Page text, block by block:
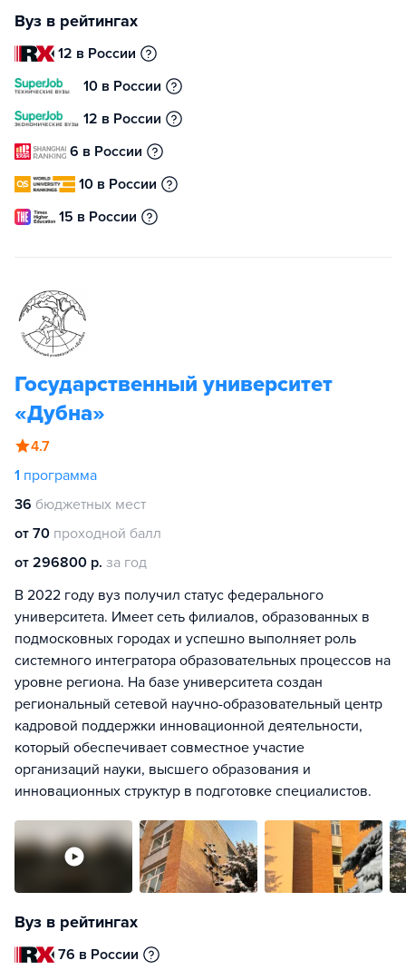
Вуз в рейтингах
12 в России
10 в России
12 в России
6 в России
10 в России
15 в России
Государственный университет
«Дубна»
4.7
1 программа
36 бюджетных мест
от 70 проходной балл
от 296800 р. за год
В 2022 году вуз получил статус федерального
университета. Имеет сеть филиалов, образованных в
подмосковных городах и успешно выполняет роль
системного интегратора образовательных процессов на
уровне региона. На базе университета создан
региональный сетевой научно-образовательный центр
кадровой поддержки инновационной деятельности,
который обеспечивает совместное участие
организаций науки, высшего образования и
инновационных структур в подготовке специалистов.
Вуз в рейтингах
76 в России